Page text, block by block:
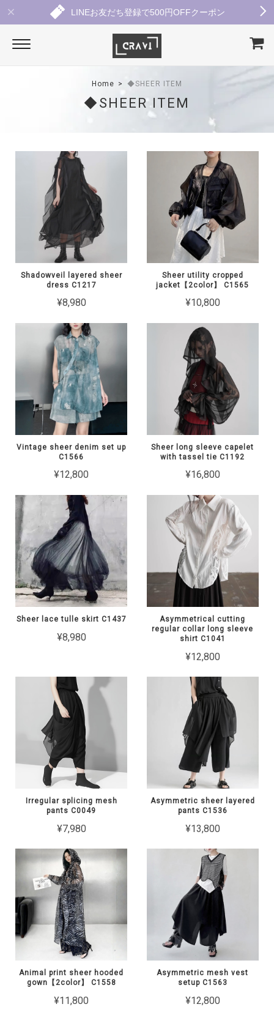
LINEお友だち登録で500円OFFクーポン
Home ◆SHEER ITEM
◆SHEER ITEM
Shadowveil layered sheer
dress C1217
¥8,980
Sheer utility cropped
jacket【2color】 C1565
¥10,800
Vintage sheer denim set up
C1566
¥12,800
Sheer long sleeve capelet
with tassel tie C1192
¥16,800
Sheer lace tulle skirt C1437
¥8,980
Asymmetrical cutting
regular collar long sleeve
shirt C1041
¥12,800
Irregular splicing mesh
pants C0049
¥7,980
Asymmetric sheer layered
pants C1536
¥13,800
Animal print sheer hooded
gown【2color】 C1558
¥11,800
Asymmetric mesh vest
setup C1563
¥12,800